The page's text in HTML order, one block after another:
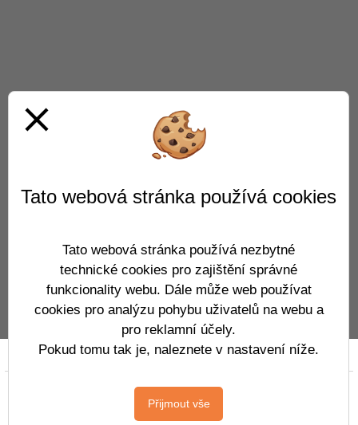
Prohlášení o přístupnosti Mapa webu
Cookies
CloudovýŠkolníWeb.cz&
close
Tato webová stránka používá cookies
Tato webová stránka používá nezbytné
technické cookies pro zajištění správné
funkcionality webu. Dále může web používat
cookies pro analýzu pohybu uživatelů na webu a
pro reklamní účely.
Pokud tomu tak je, naleznete v nastavení níže.
Přijmout vše